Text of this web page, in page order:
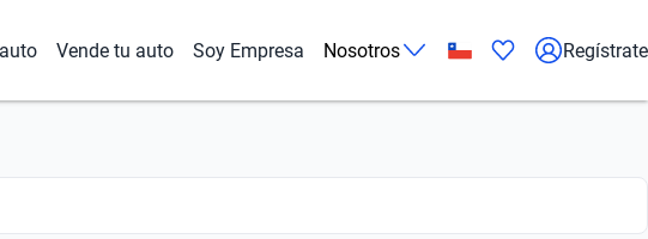
Vende tu auto Soy Empresa Nosotros Regístrate